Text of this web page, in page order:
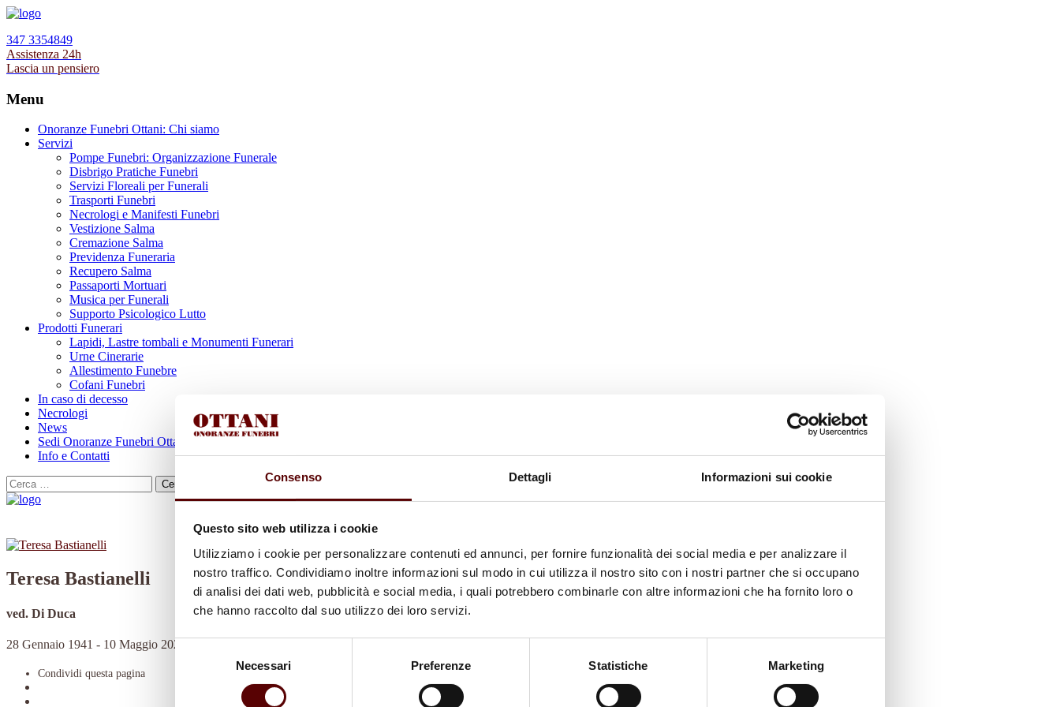
Consenso Dettagli Informazioni sui cookie
Questo sito web utilizza i cookie
Utilizziamo i cookie per personalizzare contenuti ed annunci, per fornire funzionalità dei social media e per analizzare il
nostro traffico. Condividiamo inoltre informazioni sul modo in cui utilizza il nostro sito con i nostri partner che si occupano
di analisi dei dati web, pubblicità e social media, i quali potrebbero combinarle con altre informazioni che ha fornito loro o
che hanno raccolto dal suo utilizzo dei loro servizi.
Selezione
Necessari Preferenze Statistiche Marketing
347 3354849
Assistenza 24h
Lascia un pensiero
Menu
Onoranze Funebri Ottani: Chi siamo
Servizi
Pompe Funebri: Organizzazione Funerale
Disbrigo Pratiche Funebri
Servizi Floreali per Funerali
Trasporti Funebri
Necrologi e Manifesti Funebri
Vestizione Salma
Cremazione Salma
Previdenza Funeraria
Recupero Salma
Passaporti Mortuari
Musica per Funerali
Supporto Psicologico Lutto
Prodotti Funerari
Lapidi, Lastre tombali e Monumenti Funerari
Urne Cinerarie
Allestimento Funebre
Cofani Funebri
In caso di decesso
Necrologi
News
Sedi Onoranze Funebri Ottani
Info e Contatti
Cerca
per:
Teresa Bastianelli
ved. Di Duca
28 Gennaio 1941 - 10 Maggio 2025
Condividi questa pagina